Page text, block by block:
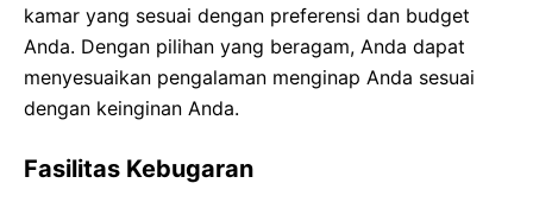
kamar yang sesuai dengan preferensi dan budget
Anda. Dengan pilihan yang beragam, Anda dapat
menyesuaikan pengalaman menginap Anda sesuai
dengan keinginan Anda.
Fasilitas Kebugaran